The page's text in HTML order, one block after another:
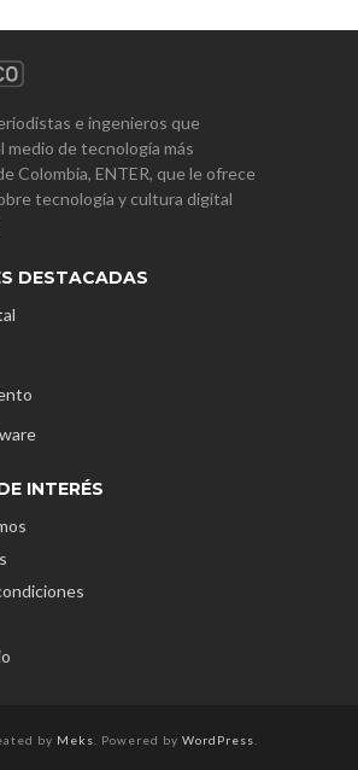
e ingenieros que
medio de tecnología más
Colombia, ENTER, que le ofrece
tecnología y cultura digital
DESTACADAS
INTERÉS
by Meks . Powered by WordPress